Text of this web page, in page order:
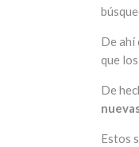
De ahí
que
De
Estos